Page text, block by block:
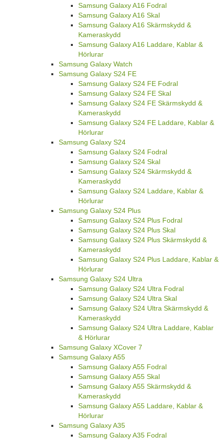
Samsung Galaxy A16 Fodral
Samsung Galaxy A16 Skal
Samsung Galaxy A16 Skärmskydd &
Kameraskydd
Samsung Galaxy A16 Laddare, Kablar &
Hörlurar
Samsung Galaxy Watch
Samsung Galaxy S24 FE
Samsung Galaxy S24 FE Fodral
Samsung Galaxy S24 FE Skal
Samsung Galaxy S24 FE Skärmskydd &
Kameraskydd
Samsung Galaxy S24 FE Laddare, Kablar &
Hörlurar
Samsung Galaxy S24
Samsung Galaxy S24 Fodral
Samsung Galaxy S24 Skal
Samsung Galaxy S24 Skärmskydd &
Kameraskydd
Samsung Galaxy S24 Laddare, Kablar &
Hörlurar
Samsung Galaxy S24 Plus
Samsung Galaxy S24 Plus Fodral
Samsung Galaxy S24 Plus Skal
Samsung Galaxy S24 Plus Skärmskydd &
Kameraskydd
Samsung Galaxy S24 Plus Laddare, Kablar &
Hörlurar
Samsung Galaxy S24 Ultra
Samsung Galaxy S24 Ultra Fodral
Samsung Galaxy S24 Ultra Skal
Samsung Galaxy S24 Ultra Skärmskydd &
Kameraskydd
Samsung Galaxy S24 Ultra Laddare, Kablar
& Hörlurar
Samsung Galaxy XCover 7
Samsung Galaxy A55
Samsung Galaxy A55 Fodral
Samsung Galaxy A55 Skal
Samsung Galaxy A55 Skärmskydd &
Kameraskydd
Samsung Galaxy A55 Laddare, Kablar &
Hörlurar
Samsung Galaxy A35
Samsung Galaxy A35 Fodral